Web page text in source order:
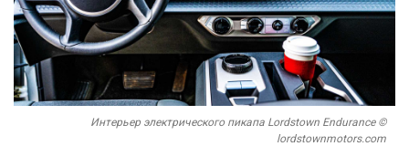
Интерьер электрического пикапа Lordstown Endurance ©
lordstownmotors.com